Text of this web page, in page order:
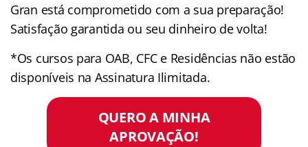
Gran está comprometido com a sua preparação!
Satisfação garantida ou seu dinheiro de volta!
*Os cursos para OAB, CFC e Residências não estão
disponíveis na Assinatura Ilimitada.
QUERO A MINHA
APROVAÇÃO!